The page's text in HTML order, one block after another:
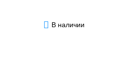
В наличии